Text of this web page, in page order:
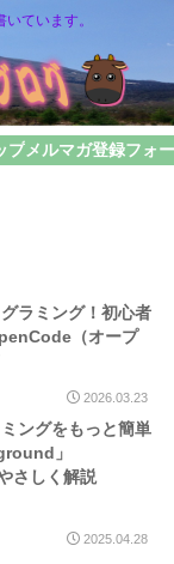
ています。
プメルマガ登録フォ
ラミング！初心者
（オープ
2026.03.23
ングをもっと簡単
」
さしく解説
2025.04.28